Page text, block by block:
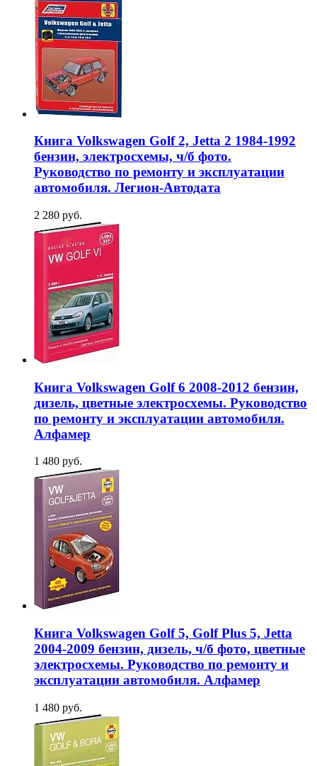
Книга Volkswagen Golf 2, Jetta 2 1984-1992
бензин, электросхемы, ч/б фото.
Руководство по ремонту и эксплуатации
автомобиля. Легион-Aвтодата
2 280 руб.
Книга Volkswagen Golf 6 2008-2012 бензин,
дизель, цветные электросхемы. Руководство
по ремонту и эксплуатации автомобиля.
Алфамер
1 480 руб.
Книга Volkswagen Golf 5, Golf Plus 5, Jetta
2004-2009 бензин, дизель, ч/б фото, цветные
электросхемы. Руководство по ремонту и
эксплуатации автомобиля. Алфамер
1 480 руб.